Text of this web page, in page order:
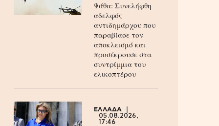
Ψάθα: Συνελήφθη
αδελφός
αντιδημάρχου που
παραβίασε τον
αποκλεισμό και
προσέκρουσε στα
συντρίμμια του
ελικοπτέρου
ΕΛΛΑΔΑ
05.08.2026,
17:46